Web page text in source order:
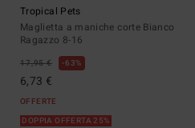
Tropical Pets
Maglietta a maniche corte Bianco
Ragazzo 8-16
17,95 € 63%
6,73 €
OFFERTE
DOPPIA OFFERTA 25%